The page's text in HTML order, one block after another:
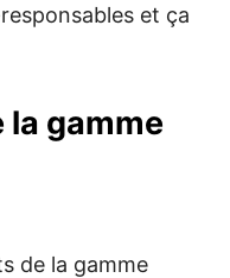
et ça
la gamme
de la gamme